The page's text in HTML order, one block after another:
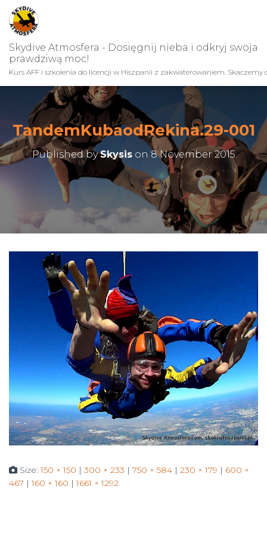
Skydive Atmosfera - Dosięgnij nieba i odkryj swoja
prawdziwą moc!
Kurs AFF i szkolenia do licencji w Hiszpanii z zakwaterowaniem. Skaczemy
TandemKubaodRekina.29-001
Published bySkysison 8 November 2015
Size:150 × 150 | 300 × 233 | 750 × 584 | 230 × 179 | 600 ×
467 | 160 × 160 | 1661 × 1292